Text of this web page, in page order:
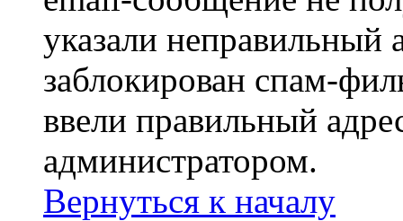
указали неправильный
заблокирован спам-
ввели правильный
администратором.
Вернуться к началу